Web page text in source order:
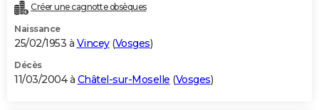
Créer une cagnotte obsèques
Naissance
25/02/1953 à Vincey(Vosges)
Décès
11/03/2004 à Châtel-sur-Moselle (Vosges)